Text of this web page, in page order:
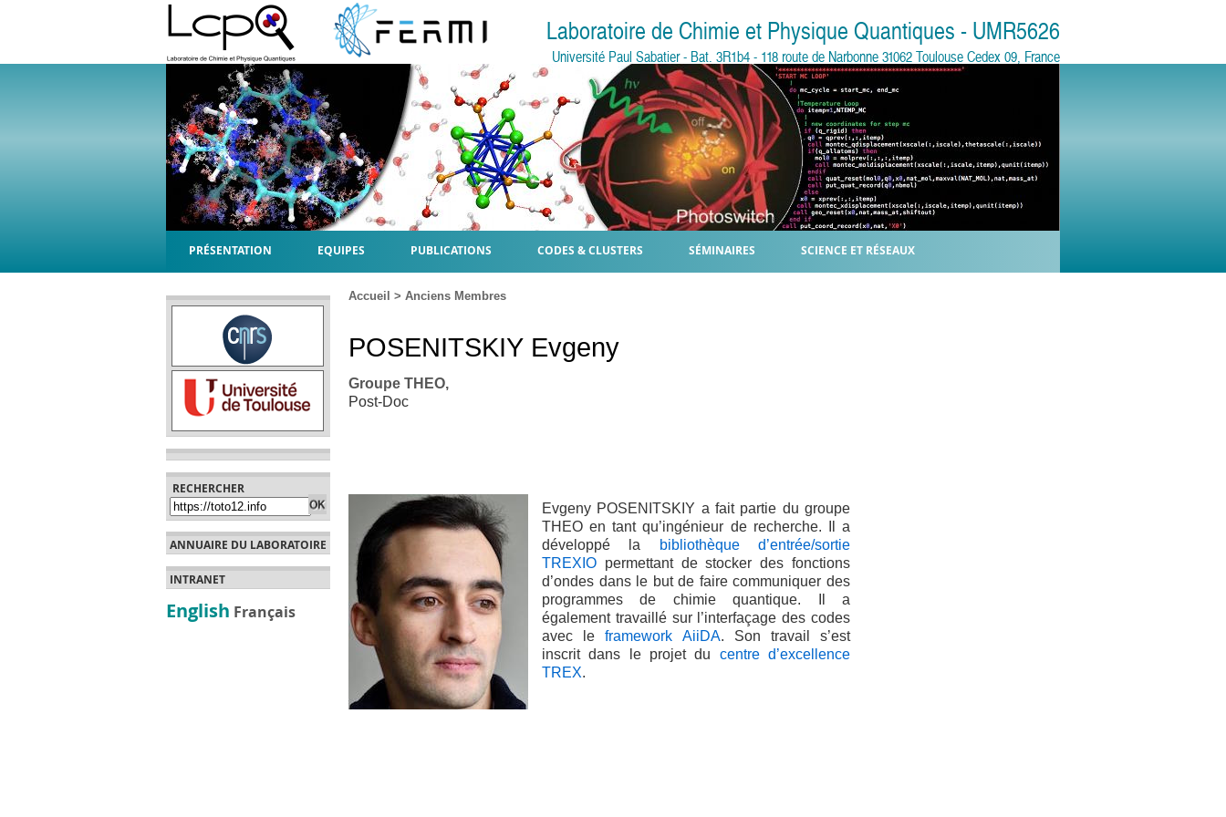
Laboratoire de Chimie et Physique Quantiques - UMR5626
Université Paul Sabatier - Bat. 3R1b4 - 118 route de Narbonne 31062 Toulouse Cedex 09, France
PRÉSENTATION EQUIPES PUBLICATIONS CODES & CLUSTERS SÉMINAIRES SCIENCE ET RÉSEAUX
RECHERCHER
ANNUAIRE DU LABORATOIRE
INTRANET
English Français
Accueil > Anciens Membres
POSENITSKIY Evgeny
Groupe THEO,
Post-Doc
Evgeny POSENITSKIY a fait partie du groupe
THEO en tant qu’ingénieur de recherche. Il a
développé la
bibliothèque d’entrée/sortie
TREXIO permettant de stocker des fonctions
d’ondes dans le but de faire communiquer des
programmes de chimie quantique. Il a
également travaillé sur l’interfaçage des codes
avec leframework AiiDA. Son travail s’est
inscrit dans le projet du centre d’excellence
TREX.